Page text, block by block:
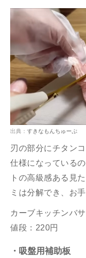
出典： すきなもんちゅーぶ
刃の部分にチタン
仕様になっている
トの高級感ある見
ミは分解でき、お
カーブキッチンバ
値段：220円
・吸盤用補助板